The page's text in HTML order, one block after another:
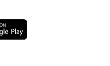
中医医院体检中心会在
邮地址；
龄中医医院体检中心会